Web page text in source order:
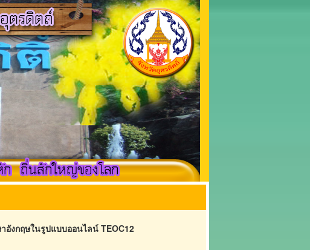
งกฤษในรูปแบบออนไลน์ TEOC12